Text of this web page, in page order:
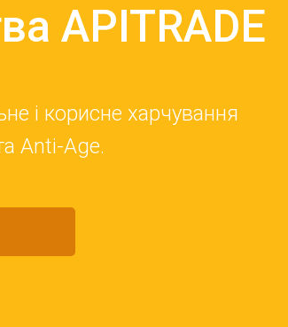
APITRADE
і корисне харчування
Anti-Age.